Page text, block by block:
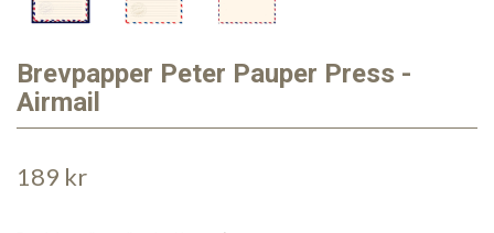
Brevpapper Peter Pauper Press -
Airmail
189 kr